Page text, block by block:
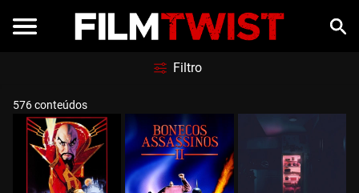
Filtro
576 conteúdos